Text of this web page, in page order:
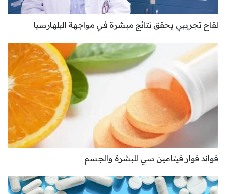
لقاح تجريبي يحقق نتائج مبشرة في مواجهة البلهارسيا
فوائد فوار فيتامين سي للبشرة والجسم